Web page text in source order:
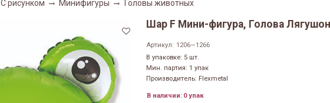
С рисунком Минифигуры Головы животных
Шар F Мини-фигура, Голова
Артикул: 1206—1266
В упаковке: 5 шт.
Мин. партия: 1 упак
Производитель: Flexmetal
В наличии: 0 упак